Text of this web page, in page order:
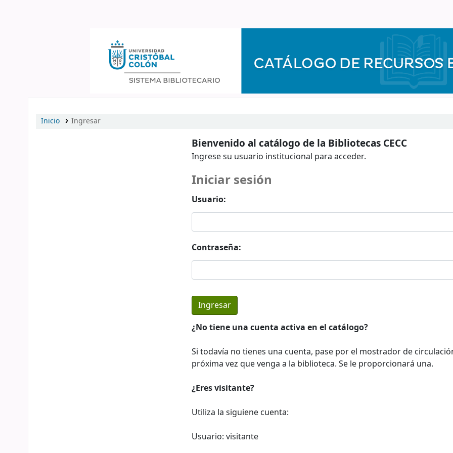
Inicio Ingresar
Bienvenido al catálogo de la Bibliotecas CECC
Ingrese su usuario institucional para acceder.
Iniciar sesión
Usuario:
Contraseña:
¿No tiene una cuenta activa en el catálogo?
Si todavía no tienes una cuenta, pase por el mostrador de
próxima vez que venga a la biblioteca. Se le proporcionará una.
¿Eres visitante?
Utiliza la siguiene cuenta:
Usuario: visitante